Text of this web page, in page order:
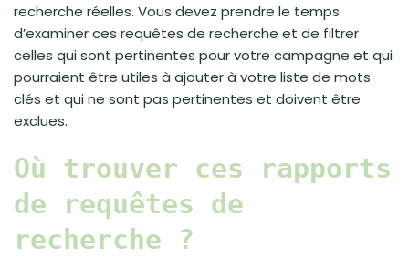
recherche réelles. Vous devez prendre le temps
d’examiner ces requêtes de recherche et de filtrer
celles qui sont pertinentes pour votre campagne et qui
pourraient être utiles à ajouter à votre liste de mots
clés et qui ne sont pas pertinentes et doivent être
exclues.
Où trouver ces rapports
de requêtes de
recherche ?